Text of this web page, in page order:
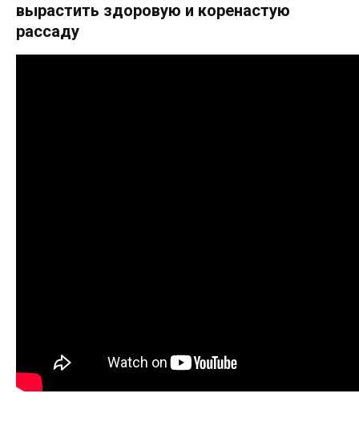
вырастить здоровую и коренастую
рассаду